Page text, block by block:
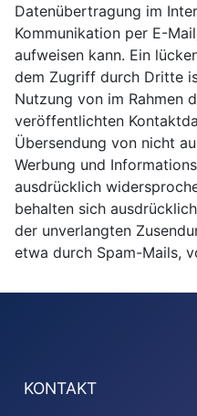
Datenübertragung im
Kommunikation per E-
aufweisen kann. Ein
dem Zugriff durch Dritte
Nutzung von im Rahmen
veröffentlichten
Übersendung von nicht
Werbung und
ausdrücklich
behalten sich
der unverlangten
etwa durch Spam-Mails,
KONTAKT